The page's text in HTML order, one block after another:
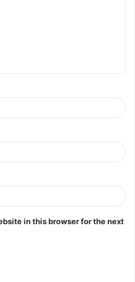
in this browser for the next